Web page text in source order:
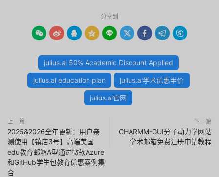
分享到
        
julius.ai 50% Academic Discount Applied
julius.ai education plan julius.ai学术优惠半价
julius.ai官网
上一篇
2025&2026全年更新：用户亲
测使用【镇店3号】高端美国
edu教育邮箱A型通过微软Azure
和GitHub学生包教育优惠案例集
合
下一篇
CHARMM-GUI分子动力学网站
学术邮箱免费注册申请教程